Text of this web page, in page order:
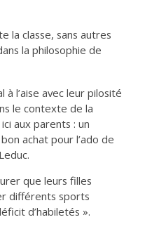
la classe, sans autres
la philosophie de
à l’aise avec leur pilosité
le contexte de la
aux parents : un
achat pour l’ado de
que leurs filles
différents sports
d’habiletés ».